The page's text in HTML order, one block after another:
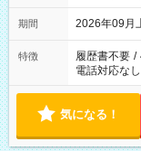
期間 2026年09月
特徴 履歴書不要 /
電話対応なし
気になる！